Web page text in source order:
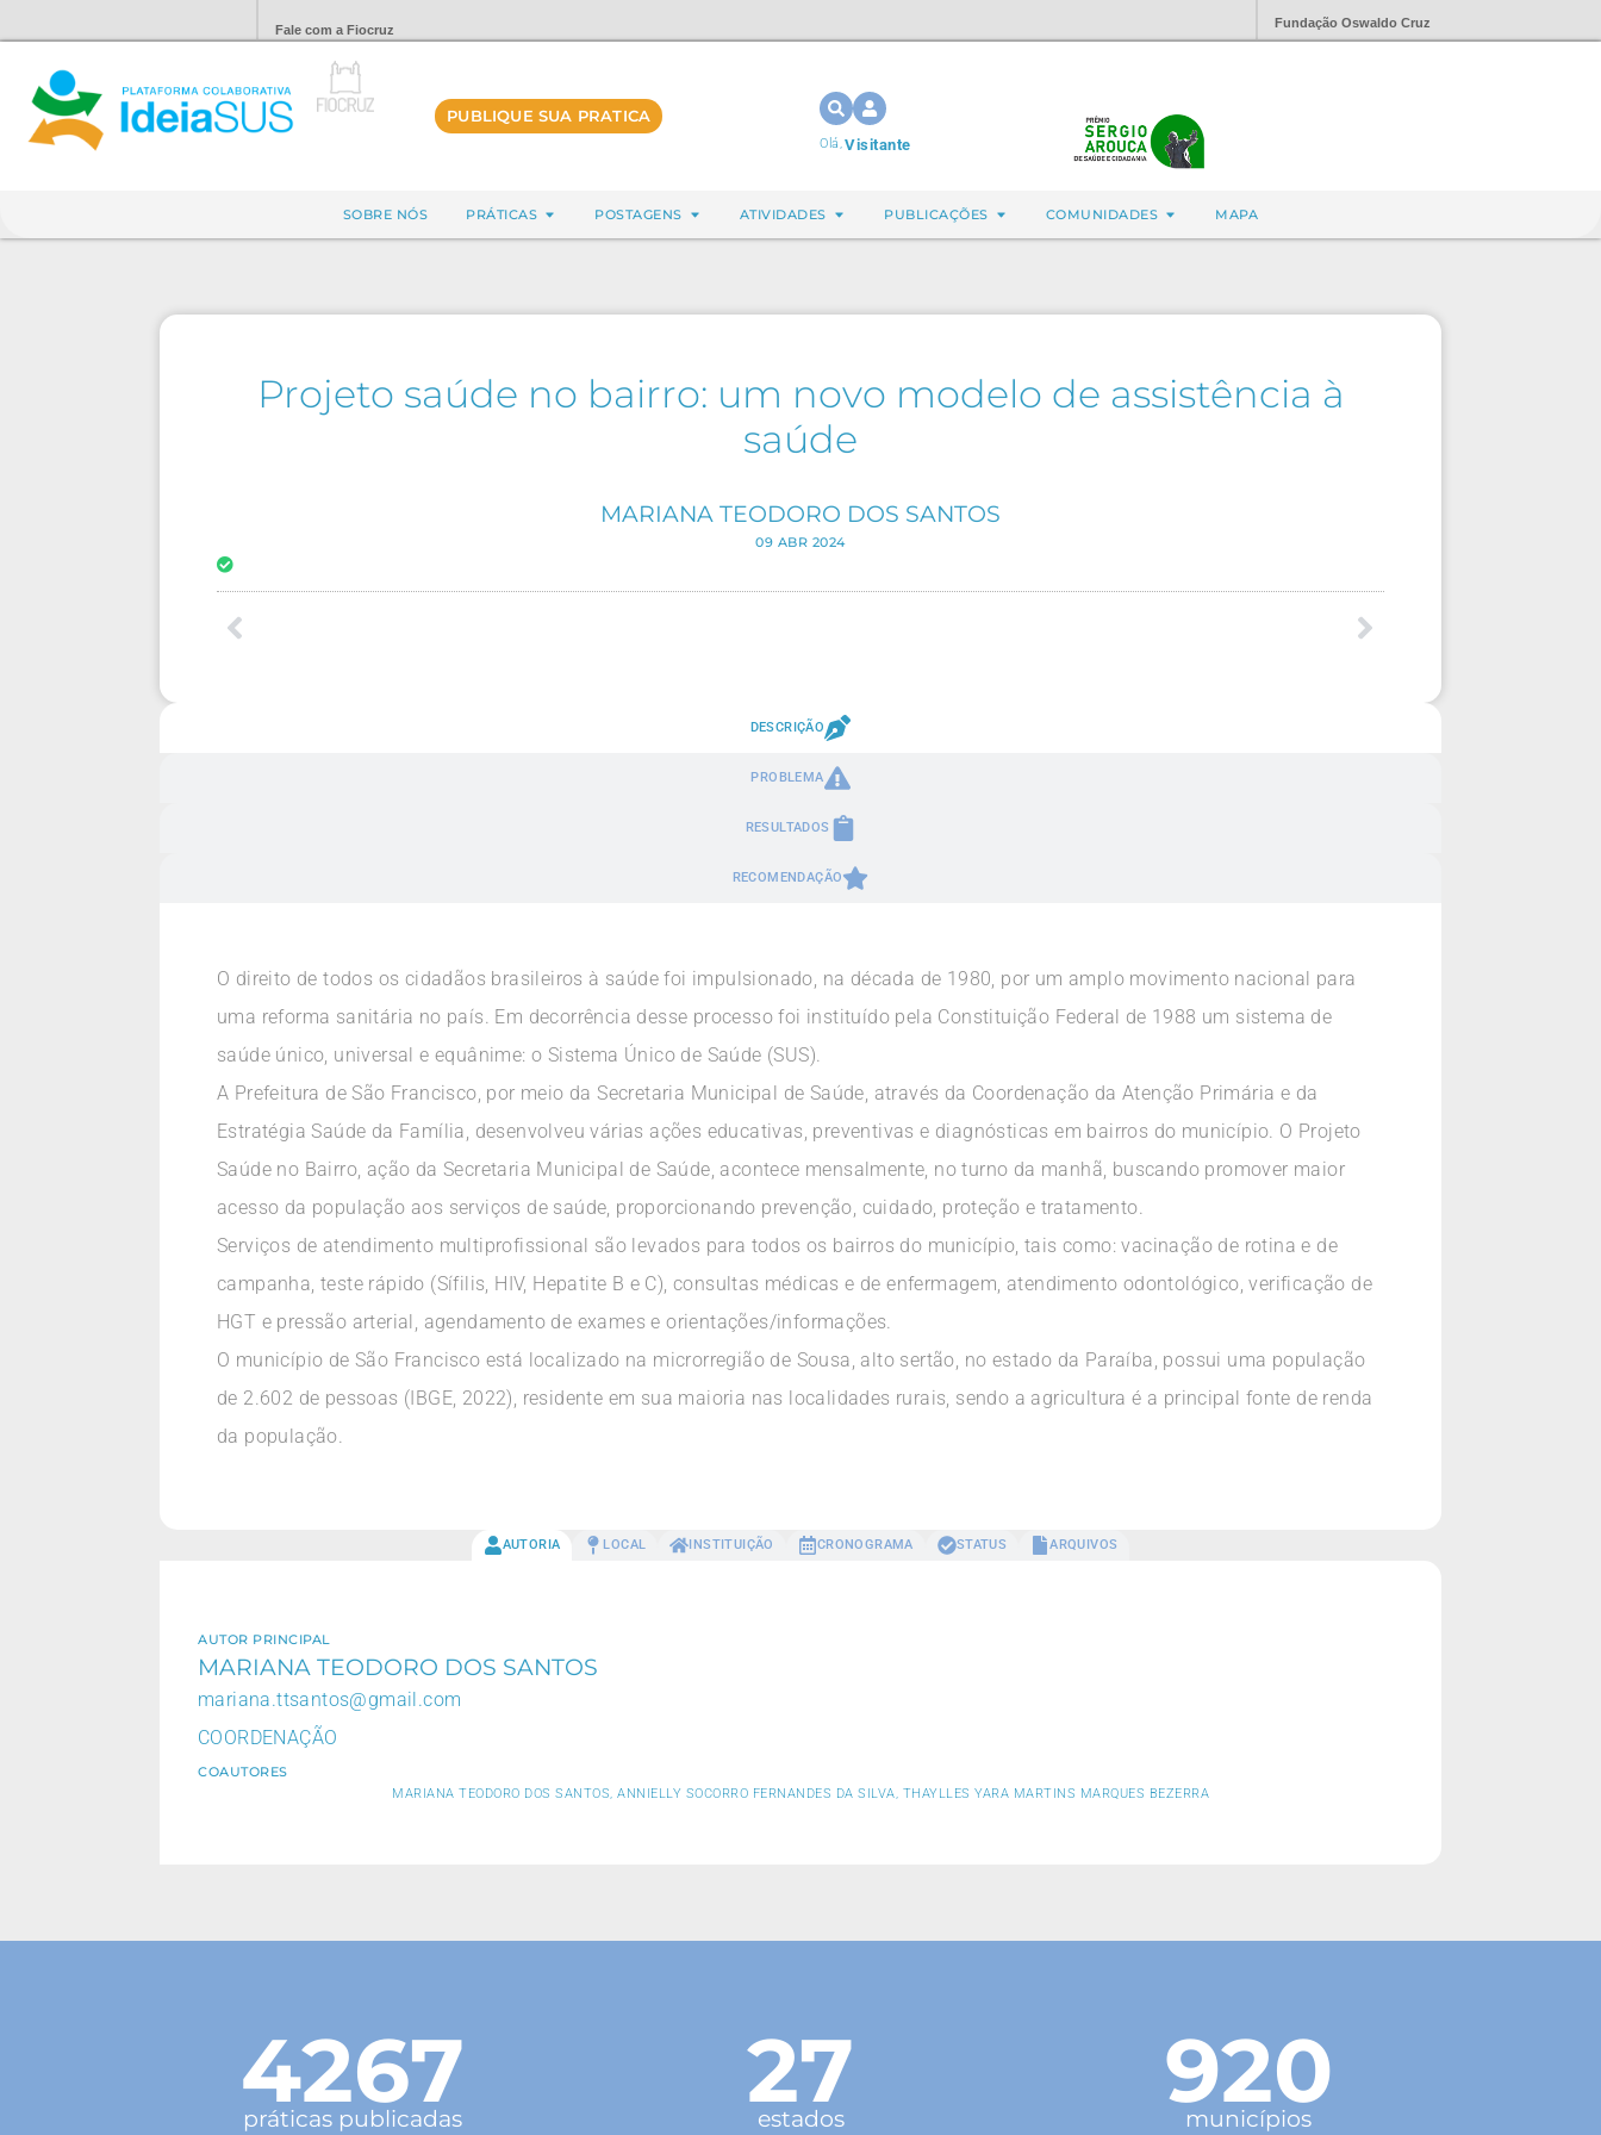
Fale com a Fiocruz Fundação Oswaldo Cruz
PUBLIQUE SUA PRATICA
Olá,Visitante
SOBRE NÓS PRÁTICAS POSTAGENS ATIVIDADES PUBLICAÇÕES COMUNIDADES MAPA
Projeto saúde no bairro: um novo modelo de assistência à
saúde
MARIANA TEODORO DOS SANTOS
09 ABR 2024
DESCRIÇÃO
PROBLEMA
RESULTADOS
RECOMENDAÇÃO
O direito de todos os cidadãos brasileiros à saúde foi impulsionado, na década de 1980, por um amplo movimento nacional para
uma reforma sanitária no país. Em decorrência desse processo foi instituído pela Constituição Federal de 1988 um sistema de
saúde único, universal e equânime: o Sistema Único de Saúde (SUS).
A Prefeitura de São Francisco, por meio da Secretaria Municipal de Saúde, através da Coordenação da Atenção Primária e da
Estratégia Saúde da Família, desenvolveu várias ações educativas, preventivas e diagnósticas em bairros do município. O Projeto
Saúde no Bairro, ação da Secretaria Municipal de Saúde, acontece mensalmente, no turno da manhã, buscando promover maior
acesso da população aos serviços de saúde, proporcionando prevenção, cuidado, proteção e tratamento.
Serviços de atendimento multiprofissional são levados para todos os bairros do município, tais como: vacinação de rotina e de
campanha, teste rápido (Sífilis, HIV, Hepatite B e C), consultas médicas e de enfermagem, atendimento odontológico, verificação de
HGT e pressão arterial, agendamento de exames e orientações/informações.
O município de São Francisco está localizado na microrregião de Sousa, alto sertão, no estado da Paraíba, possui uma população
de 2.602 de pessoas (IBGE, 2022), residente em sua maioria nas localidades rurais, sendo a agricultura é a principal fonte de renda
da população.
AUTORIA LOCAL INSTITUIÇÃO CRONOGRAMA STATUS ARQUIVOS
AUTOR PRINCIPAL
MARIANA TEODORO DOS SANTOS
mariana.ttsantos@gmail.com
COORDENAÇÃO
COAUTORES
MARIANA TEODORO DOS SANTOS, ANNIELLY SOCORRO FERNANDES DA SILVA, THAYLLES YARA MARTINS MARQUES BEZERRA
4267
práticas publicadas 27
estados 920
municípios